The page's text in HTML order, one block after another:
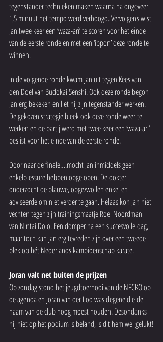
tegenstander technieken maken waarna na ongeveer
1,5 minuut het tempo werd verhoogd. Vervolgens wist
Jan twee keer een ‘waza-ari’ te scoren voor het einde
van de eerste ronde en met een ‘ippon’ deze ronde te
winnen.
In de volgende ronde kwam Jan uit tegen Kees van
den Doel van Budokai Senshi. Ook deze ronde begon
Jan erg bekeken en liet hij zijn tegenstander werken.
De gekozen strategie bleek ook deze ronde weer te
werken en de partij werd met twee keer een ‘waza-ari’
beslist voor het einde van de eerste ronde.
Door naar de finale….mocht Jan inmiddels geen
enkelblessure hebben opgelopen. De dokter
onderzocht de blauwe, opgezwollen enkel en
adviseerde om niet verder te gaan. Helaas kon Jan niet
vechten tegen zijn trainingsmaatje Roel Noordman
van Nintai Dojo. Een domper na een succesvolle dag,
maar toch kan Jan erg tevreden zijn over een tweede
plek op hét Nederlands kampioenschap karate.
Joran valt net buiten de prijzen
Op zondag stond het jeugdtoernooi van de NFCKO op
de agenda en Joran van der Loo was degene die de
naam van de club hoog moest houden. Desondanks
hij niet op het podium is beland, is dit hem wel gelukt!